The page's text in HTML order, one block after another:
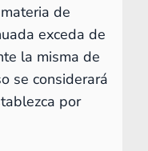
de
exceda de
la misma de
se considerará
por